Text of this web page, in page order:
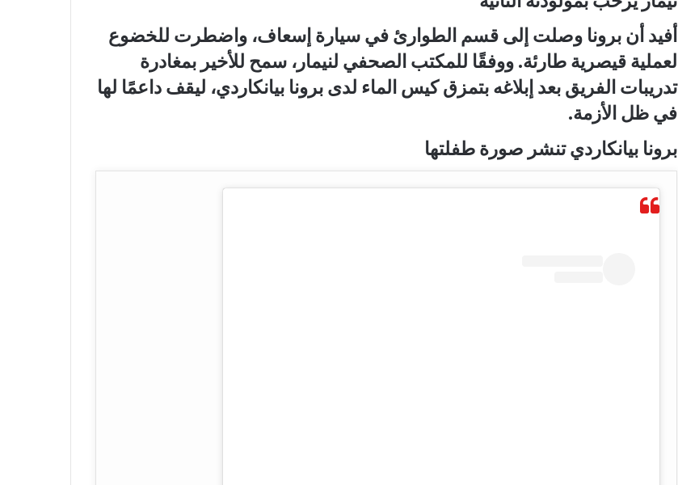
أفيد أن برونا وصلت إلى قسم الطوارئ في سيارة إسعاف، واضطرت للخضوع
لعملية قيصرية طارئة. ووفقًا للمكتب الصحفي لنيمار، سمح للأخير بمغادرة
تدريبات الفريق بعد إبلاغه بتمزق كيس الماء لدى برونا بيانكاردي، ليقف داعمًا لها
في ظل الأزمة.
برونا بيانكاردي تنشر صورة طفلتها